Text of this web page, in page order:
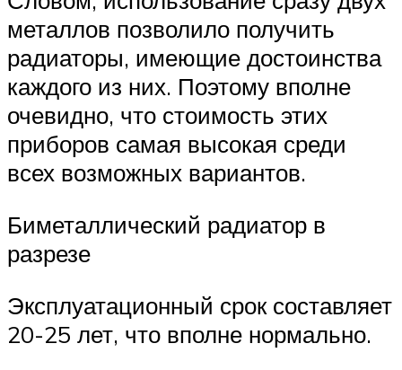
металлов позволило получить
радиаторы, имеющие достоинства
каждого из них. Поэтому вполне
очевидно, что стоимость этих
приборов самая высокая среди
всех возможных вариантов.
Биметаллический радиатор в
разрезе
Эксплуатационный срок составляет
20-25 лет, что вполне нормально.